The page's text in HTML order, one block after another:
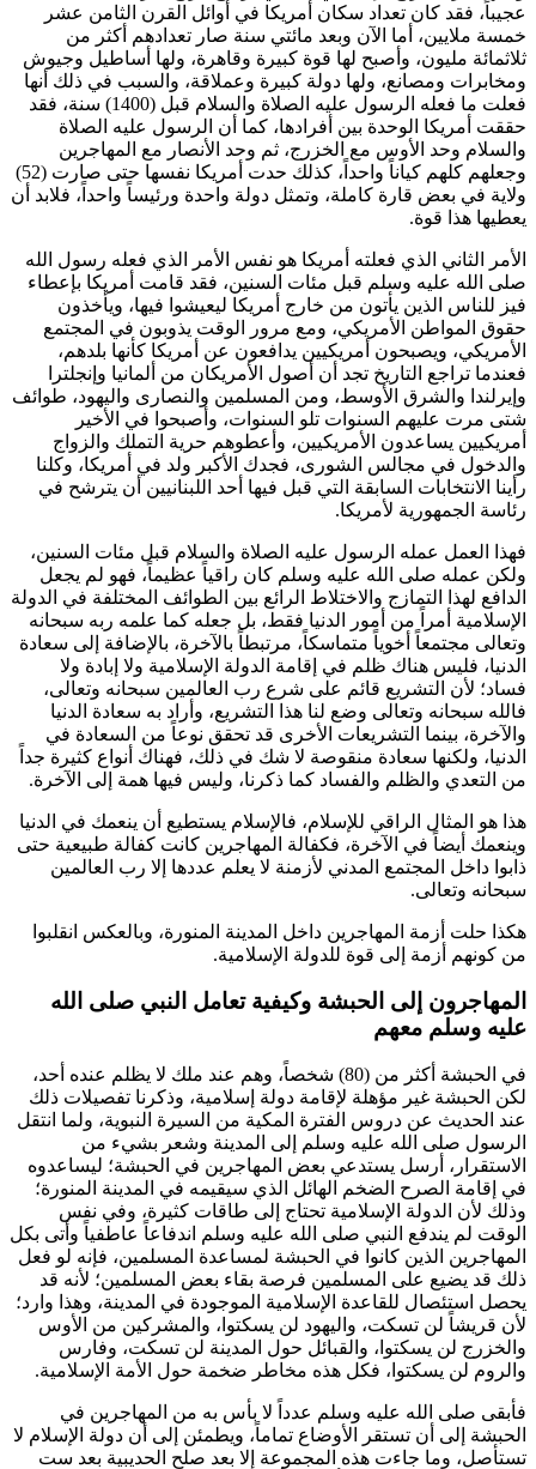
عجيباً، فقد كان تعداد سكان أمريكا في أوائل القرن الثامن عشر
خمسة ملايين، أما الآن وبعد مائتي سنة صار تعدادهم أكثر من
ثلاثمائة مليون، وأصبح لها قوة كبيرة وقاهرة، ولها أساطيل وجيوش
ومخابرات ومصانع، ولها دولة كبيرة وعملاقة، والسبب في ذلك أنها
فعلت ما فعله الرسول عليه الصلاة والسلام قبل (1400) سنة، فقد
حققت أمريكا الوحدة بين أفرادها، كما أن الرسول عليه الصلاة
والسلام وحد الأوس مع الخزرج، ثم وحد الأنصار مع المهاجرين
وجعلهم كلهم كياناً واحداً، كذلك حدت أمريكا نفسها حتى صارت (52)
ولاية في بعض قارة كاملة، وتمثل دولة واحدة ورئيساً واحداً، فلابد أن
يعطيها هذا قوة.
الأمر الثاني الذي فعلته أمريكا هو نفس الأمر الذي فعله رسول الله
صلى الله عليه وسلم قبل مئات السنين، فقد قامت أمريكا بإعطاء
فيز للناس الذين يأتون من خارج أمريكا ليعيشوا فيها، ويأخذون
حقوق المواطن الأمريكي، ومع مرور الوقت يذوبون في المجتمع
الأمريكي، ويصبحون أمريكيين يدافعون عن أمريكا كأنها بلدهم،
فعندما تراجع التاريخ تجد أن أصول الأمريكان من ألمانيا وإنجلترا
وإيرلندا والشرق الأوسط، ومن المسلمين والنصارى واليهود، طوائف
شتى مرت عليهم السنوات تلو السنوات، وأصبحوا في الأخير
أمريكيين يساعدون الأمريكيين، وأعطوهم حرية التملك والزواج
والدخول في مجالس الشورى، فجدك الأكبر ولد في أمريكا، وكلنا
رأينا الانتخابات السابقة التي قبل فيها أحد اللبنانيين أن يترشح في
رئاسة الجمهورية لأمريكا.
فهذا العمل عمله الرسول عليه الصلاة والسلام قبل مئات السنين،
ولكن عمله صلى الله عليه وسلم كان راقياً عظيماً، فهو لم يجعل
الدافع لهذا التمازج والاختلاط الرائع بين الطوائف المختلفة في الدولة
الإسلامية أمراً من أمور الدنيا فقط، بل جعله كما علمه ربه سبحانه
وتعالى مجتمعاً أخوياً متماسكاً، مرتبطاً بالآخرة، بالإضافة إلى سعادة
الدنيا، فليس هناك ظلم في إقامة الدولة الإسلامية ولا إبادة ولا
فساد؛ لأن التشريع قائم على شرع رب العالمين سبحانه وتعالى،
فالله سبحانه وتعالى وضع لنا هذا التشريع، وأراد به سعادة الدنيا
والآخرة، بينما التشريعات الأخرى قد تحقق نوعاً من السعادة في
الدنيا، ولكنها سعادة منقوصة لا شك في ذلك، فهناك أنواع كثيرة جداً
من التعدي والظلم والفساد كما ذكرنا، وليس فيها همة إلى الآخرة.
هذا هو المثال الراقي للإسلام، فالإسلام يستطيع أن ينعمك في الدنيا
وينعمك أيضاً في الآخرة، فكفالة المهاجرين كانت كفالة طبيعية حتى
ذابوا داخل المجتمع المدني لأزمنة لا يعلم عددها إلا رب العالمين
سبحانه وتعالى.
هكذا حلت أزمة المهاجرين داخل المدينة المنورة، وبالعكس انقلبوا
من كونهم أزمة إلى قوة للدولة الإسلامية.
المهاجرون إلى الحبشة وكيفية تعامل النبي صلى الله
عليه وسلم معهم
في الحبشة أكثر من (80) شخصاً، وهم عند ملك لا يظلم عنده أحد،
لكن الحبشة غير مؤهلة لإقامة دولة إسلامية، وذكرنا تفصيلات ذلك
عند الحديث عن دروس الفترة المكية من السيرة النبوية، ولما انتقل
الرسول صلى الله عليه وسلم إلى المدينة وشعر بشيء من
الاستقرار، أرسل يستدعي بعض المهاجرين في الحبشة؛ ليساعدوه
في إقامة الصرح الضخم الهائل الذي سيقيمه في المدينة المنورة؛
وذلك لأن الدولة الإسلامية تحتاج إلى طاقات كثيرة، وفي نفس
الوقت لم يندفع النبي صلى الله عليه وسلم اندفاعاً عاطفياً وأتى بكل
المهاجرين الذين كانوا في الحبشة لمساعدة المسلمين، فإنه لو فعل
ذلك قد يضيع على المسلمين فرصة بقاء بعض المسلمين؛ لأنه قد
يحصل استئصال للقاعدة الإسلامية الموجودة في المدينة، وهذا وارد؛
لأن قريشاً لن تسكت، واليهود لن يسكتوا، والمشركين من الأوس
والخزرج لن يسكتوا، والقبائل حول المدينة لن تسكت، وفارس
والروم لن يسكتوا، فكل هذه مخاطر ضخمة حول الأمة الإسلامية.
فأبقى صلى الله عليه وسلم عدداً لا بأس به من المهاجرين في
الحبشة إلى أن تستقر الأوضاع تماماً، ويطمئن إلى أن دولة الإسلام لا
تستأصل، وما جاءت هذه المجموعة إلا بعد صلح الحديبية بعد ست